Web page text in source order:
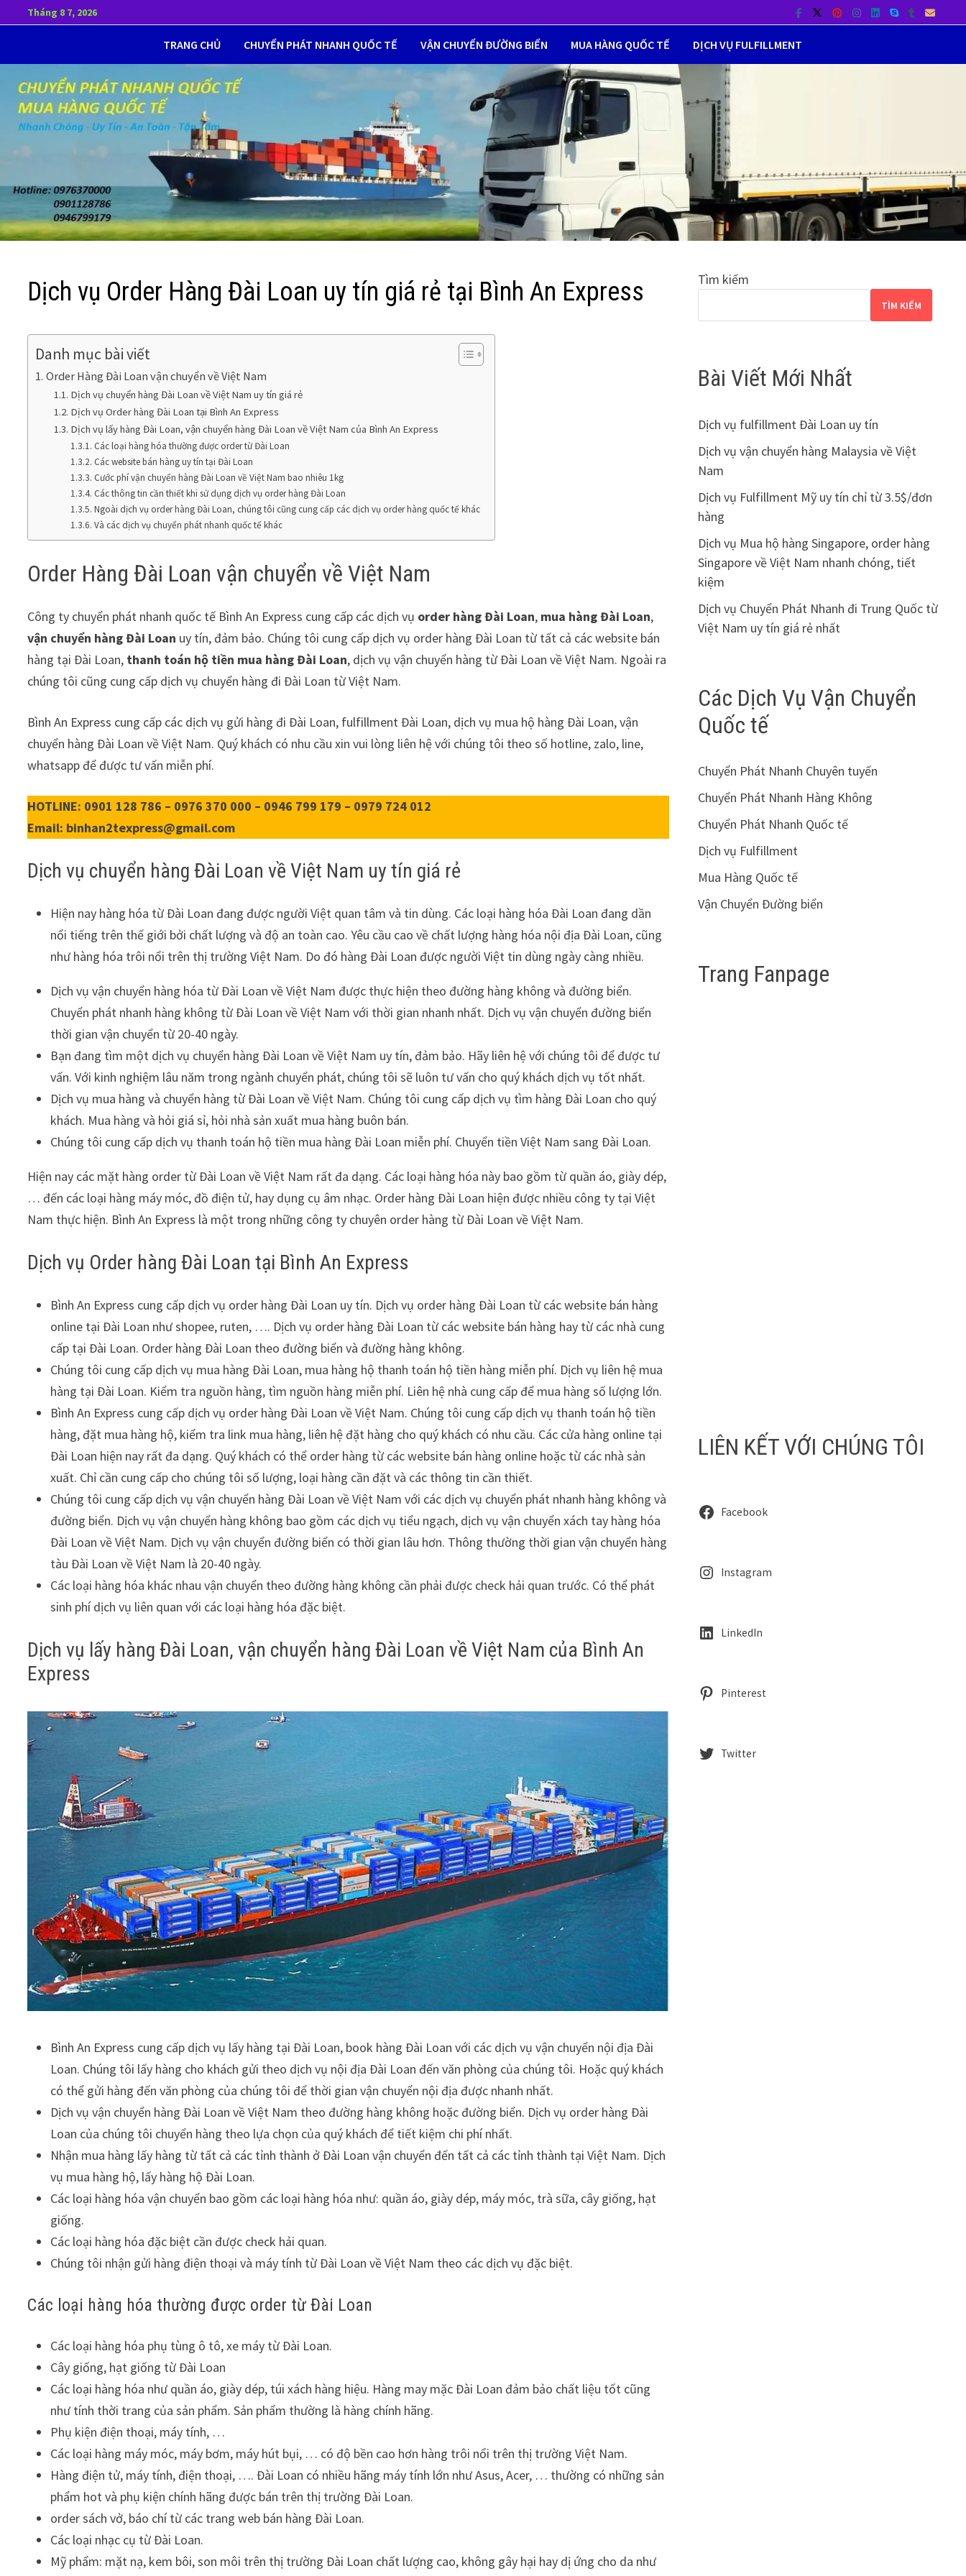
to
Tháng 8 7, 2026
TRANG CHỦ CHUYỂN PHÁT NHANH QUỐC TẾ VẬN CHUYỂN ĐƯỜNG BIỂN MUA HÀNG QUỐC TẾ DỊCH VỤ FULFILLMENT
Dịch vụ Order Hàng Đài Loan uy tín giá rẻ tại Bình An Express
Danh mục bài viết
Order Hàng Đài Loan vận chuyển về Việt Nam
Dịch vụ chuyển hàng Đài Loan về Việt Nam uy tín giá rẻ
Dịch vụ Order hàng Đài Loan tại Bình An Express
Dịch vụ lấy hàng Đài Loan, vận chuyển hàng Đài Loan về Việt Nam của Bình An Express
Các loại hàng hóa thường được order từ Đài Loan
Các website bán hàng uy tín tại Đài Loan
Cước phí vận chuyển hàng Đài Loan về Việt Nam bao nhiêu 1kg
Các thông tin cần thiết khi sử dụng dịch vụ order hàng Đài Loan
Ngoài dịch vụ order hàng Đài Loan, chúng tôi cũng cung cấp các dịch vụ order hàng quốc tế khác
Và các dịch vụ chuyển phát nhanh quốc tế khác
Order Hàng Đài Loan vận chuyển về Việt Nam
Công ty chuyển phát nhanh quốc tế Bình An Express cung cấp các dịch vụ order hàng Đài Loan, mua hàng Đài Loan,
vận chuyển hàng Đài Loan uy tín, đảm bảo. Chúng tôi cung cấp dịch vụ order hàng Đài Loan từ tất cả các website bán
hàng tại Đài Loan, thanh toán hộ tiền mua hàng Đài Loan, dịch vụ vận chuyển hàng từ Đài Loan về Việt Nam. Ngoài ra
chúng tôi cũng cung cấp dịch vụ chuyển hàng đi Đài Loan từ Việt Nam.
Bình An Express cung cấp các dịch vụ gửi hàng đi Đài Loan, fulfillment Đài Loan, dịch vụ mua hộ hàng Đài Loan, vận
chuyển hàng Đài Loan về Việt Nam. Quý khách có nhu cầu xin vui lòng liên hệ với chúng tôi theo số hotline, zalo, line,
whatsapp để được tư vấn miễn phí.
HOTLINE: 0901 128 786 – 0976 370 000 – 0946 799 179 – 0979 724 012
Email: binhan2texpress@gmail.com
Dịch vụ chuyển hàng Đài Loan về Việt Nam uy tín giá rẻ
Hiện nay hàng hóa từ Đài Loan đang được người Việt quan tâm và tin dùng. Các loại hàng hóa Đài Loan đang dần
nổi tiếng trên thế giới bởi chất lượng và độ an toàn cao. Yêu cầu cao về chất lượng hàng hóa nội địa Đài Loan, cũng
như hàng hóa trôi nổi trên thị trường Việt Nam. Do đó hàng Đài Loan được người Việt tin dùng ngày càng nhiều.
Dịch vụ vận chuyển hàng hóa từ Đài Loan về Việt Nam được thực hiện theo đường hàng không và đường biển.
Chuyển phát nhanh hàng không từ Đài Loan về Việt Nam với thời gian nhanh nhất. Dịch vụ vận chuyển đường biển
thời gian vận chuyển từ 20-40 ngày.
Bạn đang tìm một dịch vụ chuyển hàng Đài Loan về Việt Nam uy tín, đảm bảo. Hãy liên hệ với chúng tôi để được tư
vấn. Với kinh nghiệm lâu năm trong ngành chuyển phát, chúng tôi sẽ luôn tư vấn cho quý khách dịch vụ tốt nhất.
Dịch vụ mua hàng và chuyển hàng từ Đài Loan về Việt Nam. Chúng tôi cung cấp dịch vụ tìm hàng Đài Loan cho quý
khách. Mua hàng và hỏi giá sỉ, hỏi nhà sản xuất mua hàng buôn bán.
Chúng tôi cung cấp dịch vụ thanh toán hộ tiền mua hàng Đài Loan miễn phí. Chuyển tiền Việt Nam sang Đài Loan.
Hiện nay các mặt hàng order từ Đài Loan về Việt Nam rất đa dạng. Các loại hàng hóa này bao gồm từ quần áo, giày dép,
… đến các loại hàng máy móc, đồ điện tử, hay dụng cụ âm nhạc. Order hàng Đài Loan hiện được nhiều công ty tại Việt
Nam thực hiện. Bình An Express là một trong những công ty chuyên order hàng từ Đài Loan về Việt Nam.
Dịch vụ Order hàng Đài Loan tại Bình An Express
Bình An Express cung cấp dịch vụ order hàng Đài Loan uy tín. Dịch vụ order hàng Đài Loan từ các website bán hàng
online tại Đài Loan như shopee, ruten, …. Dịch vụ order hàng Đài Loan từ các website bán hàng hay từ các nhà cung
cấp tại Đài Loan. Order hàng Đài Loan theo đường biển và đường hàng không.
Chúng tôi cung cấp dịch vụ mua hàng Đài Loan, mua hàng hộ thanh toán hộ tiền hàng miễn phí. Dịch vụ liên hệ mua
hàng tại Đài Loan. Kiểm tra nguồn hàng, tìm nguồn hàng miễn phí. Liên hệ nhà cung cấp để mua hàng số lượng lớn.
Bình An Express cung cấp dịch vụ order hàng Đài Loan về Việt Nam. Chúng tôi cung cấp dịch vụ thanh toán hộ tiền
hàng, đặt mua hàng hộ, kiểm tra link mua hàng, liên hệ đặt hàng cho quý khách có nhu cầu. Các cửa hàng online tại
Đài Loan hiện nay rất đa dạng. Quý khách có thể order hàng từ các website bán hàng online hoặc từ các nhà sản
xuất. Chỉ cần cung cấp cho chúng tôi số lượng, loại hàng cần đặt và các thông tin cần thiết.
Chúng tôi cung cấp dịch vụ vận chuyển hàng Đài Loan về Việt Nam với các dịch vụ chuyển phát nhanh hàng không và
đường biển. Dịch vụ vận chuyển hàng không bao gồm các dịch vụ tiểu ngạch, dịch vụ vận chuyển xách tay hàng hóa
Đài Loan về Việt Nam. Dịch vụ vận chuyển đường biển có thời gian lâu hơn. Thông thường thời gian vận chuyển hàng
tàu Đài Loan về Việt Nam là 20-40 ngày.
Các loại hàng hóa khác nhau vận chuyển theo đường hàng không cần phải được check hải quan trước. Có thể phát
sinh phí dịch vụ liên quan với các loại hàng hóa đặc biệt.
Dịch vụ lấy hàng Đài Loan, vận chuyển hàng Đài Loan về Việt Nam của Bình An
Express
Bình An Express cung cấp dịch vụ lấy hàng tại Đài Loan, book hàng Đài Loan với các dịch vụ vận chuyển nội địa Đài
Loan. Chúng tôi lấy hàng cho khách gửi theo dịch vụ nội địa Đài Loan đến văn phòng của chúng tôi. Hoặc quý khách
có thể gửi hàng đến văn phòng của chúng tôi để thời gian vận chuyển nội địa được nhanh nhất.
Dịch vụ vận chuyển hàng Đài Loan về Việt Nam theo đường hàng không hoặc đường biển. Dịch vụ order hàng Đài
Loan của chúng tôi chuyển hàng theo lựa chọn của quý khách để tiết kiệm chi phí nhất.
Nhận mua hàng lấy hàng từ tất cả các tỉnh thành ở Đài Loan vận chuyển đến tất cả các tỉnh thành tại Việt Nam. Dịch
vụ mua hàng hộ, lấy hàng hộ Đài Loan.
Các loại hàng hóa vận chuyển bao gồm các loại hàng hóa như: quần áo, giày dép, máy móc, trà sữa, cây giống, hạt
giống.
Các loại hàng hóa đặc biệt cần được check hải quan.
Chúng tôi nhận gửi hàng điện thoại và máy tính từ Đài Loan về Việt Nam theo các dịch vụ đặc biệt.
Các loại hàng hóa thường được order từ Đài Loan
Các loại hàng hóa phụ tùng ô tô, xe máy từ Đài Loan.
Cây giống, hạt giống từ Đài Loan
Các loại hàng hóa như quần áo, giày dép, túi xách hàng hiệu. Hàng may mặc Đài Loan đảm bảo chất liệu tốt cũng
như tính thời trang của sản phẩm. Sản phẩm thường là hàng chính hãng.
Phụ kiện điện thoại, máy tính, …
Các loại hàng máy móc, máy bơm, máy hút bụi, … có độ bền cao hơn hàng trôi nổi trên thị trường Việt Nam.
Hàng điện tử, máy tính, điện thoại, …. Đài Loan có nhiều hãng máy tính lớn như Asus, Acer, … thường có những sản
phẩm hot và phụ kiện chính hãng được bán trên thị trường Đài Loan.
order sách vở, báo chí từ các trang web bán hàng Đài Loan.
Các loại nhạc cụ từ Đài Loan.
Mỹ phẩm: mặt nạ, kem bôi, son môi trên thị trường Đài Loan chất lượng cao, không gây hại hay dị ứng cho da như
Tìm kiếm
TÌM KIẾM
Bài Viết Mới Nhất
Dịch vụ fulfillment Đài Loan uy tín
Dịch vụ vận chuyển hàng Malaysia về Việt
Nam
Dịch vụ Fulfillment Mỹ uy tín chỉ từ 3.5$/đơn
hàng
Dịch vụ Mua hộ hàng Singapore, order hàng
Singapore về Việt Nam nhanh chóng, tiết
kiệm
Dịch vụ Chuyển Phát Nhanh đi Trung Quốc từ
Việt Nam uy tín giá rẻ nhất
Các Dịch Vụ Vận Chuyển
Quốc tế
Chuyển Phát Nhanh Chuyên tuyến
Chuyển Phát Nhanh Hàng Không
Chuyển Phát Nhanh Quốc tế
Dịch vụ Fulfillment
Mua Hàng Quốc tế
Vận Chuyển Đường biển
Trang Fanpage
LIÊN KẾT VỚI CHÚNG TÔI
Facebook
Instagram
LinkedIn
Pinterest
Twitter